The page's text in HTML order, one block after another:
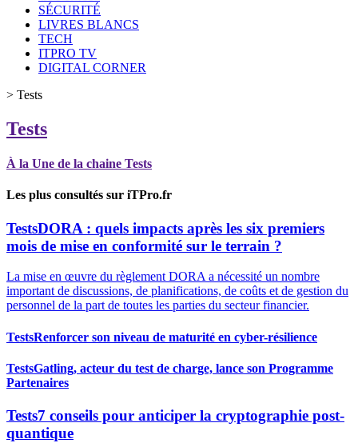
SÉCURITÉ
LIVRES BLANCS
TECH
ITPRO TV
DIGITAL CORNER
> Tests
Tests
À la Une de la chaine Tests
Les plus consultés sur iTPro.fr
TestsDORA : quels impacts après les six premiers
mois de mise en conformité sur le terrain ?
La mise en œuvre du règlement DORA a nécessité un nombre
important de discussions, de planifications, de coûts et de gestion du
personnel de la part de toutes les parties du secteur financier.
TestsRenforcer son niveau de maturité en cyber-résilience
TestsGatling, acteur du test de charge, lance son Programme
Partenaires
Tests7 conseils pour anticiper la cryptographie post-
quantique